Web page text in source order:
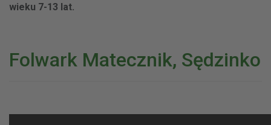
wieku 7-13 lat.
Folwark Matecznik, Sędzinko